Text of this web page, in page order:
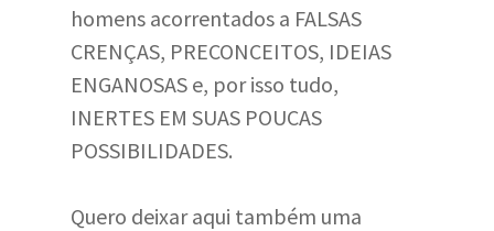
homens acorrentados a FALSAS
CRENÇAS, PRECONCEITOS, IDEIAS
ENGANOSAS e, por isso tudo,
INERTES EM SUAS POUCAS
POSSIBILIDADES.
Quero deixar aqui também uma